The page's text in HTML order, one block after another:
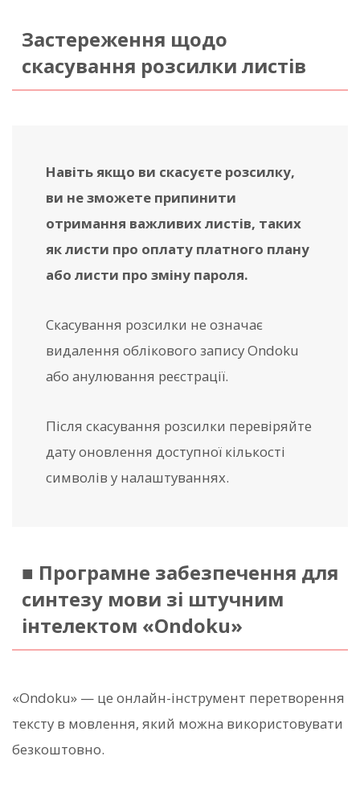
Застереження щодо
скасування розсилки листів
Навіть якщо ви скасуєте розсилку,
ви не зможете припинити
отримання важливих листів, таких
як листи про оплату платного плану
або листи про зміну пароля.
Скасування розсилки не означає
видалення облікового запису Ondoku
або анулювання реєстрації.
Після скасування розсилки перевіряйте
дату оновлення доступної кількості
символів у налаштуваннях.
■ Програмне забезпечення для
синтезу мови зі штучним
інтелектом «Ondoku»
«Ondoku» — це онлайн-інструмент перетворення
тексту в мовлення, який можна використовувати
безкоштовно.